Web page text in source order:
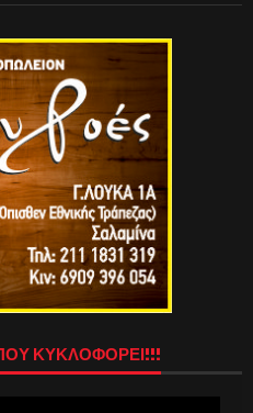
ΚΥΚΛΟΦΟΡΕΙ!!!